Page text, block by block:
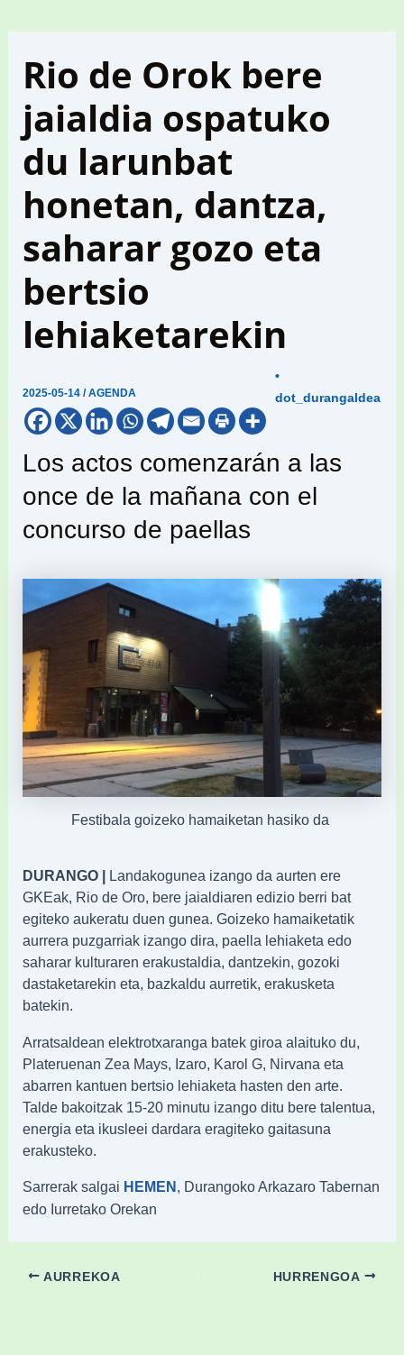
Rio de Orok bere
jaialdia ospatuko
du larunbat
honetan, dantza,
saharar gozo eta
bertsio
lehiaketarekin
2025-05-14/AGENDA
•
dot_durangaldea
Los actos comenzarán a las
once de la mañana con el
concurso de paellas
Festibala goizeko hamaiketan hasiko da
DURANGO | Landakogunea izango da aurten ere
GKEak, Rio de Oro, bere jaialdiaren edizio berri bat
egiteko aukeratu duen gunea. Goizeko hamaiketatik
aurrera puzgarriak izango dira, paella lehiaketa edo
saharar kulturaren erakustaldia, dantzekin, gozoki
dastaketarekin eta, bazkaldu aurretik, erakusketa
batekin.
Arratsaldean elektrotxaranga batek giroa alaituko du,
Plateruenan Zea Mays, Izaro, Karol G, Nirvana eta
abarren kantuen bertsio lehiaketa hasten den arte.
Talde bakoitzak 15-20 minutu izango ditu bere talentua,
energia eta ikusleei dardara eragiteko gaitasuna
erakusteko.
Sarrerak salgai HEMEN , Durangoko Arkazaro Tabernan
edo Iurretako Orekan
AURREKOA HURRENGOA